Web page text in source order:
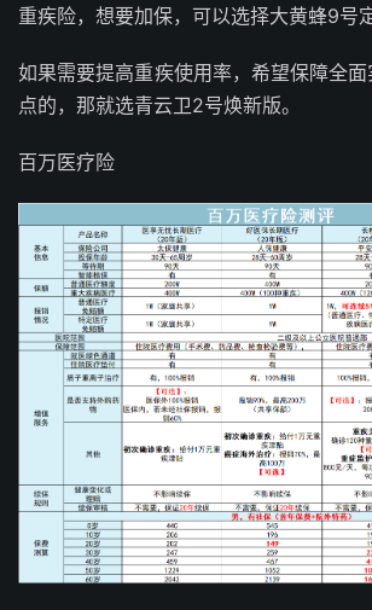
重疾险，想要加保，可以选择大黄蜂9号
如果需要提高重疾使用率，希望保障全
点的，那就选青云卫2号焕新版。
百万医疗险